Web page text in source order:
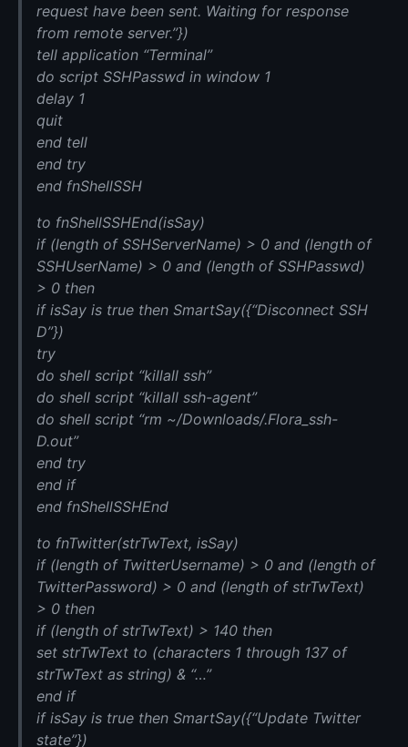
request have been sent. Waiting for response
from remote server.”})
tell application “Terminal”
do script SSHPasswd in window 1
delay 1
quit
end tell
end try
end fnShellSSH
to fnShellSSHEnd(isSay)
if (length of SSHServerName) > 0 and (length of
SSHUserName) > 0 and (length of SSHPasswd)
> 0 then
if isSay is true then SmartSay({“Disconnect SSH
D”})
try
do shell script “killall ssh”
do shell script “killall ssh-agent”
do shell script “rm ~/Downloads/.Flora_ssh-
D.out”
end try
end if
end fnShellSSHEnd
to fnTwitter(strTwText, isSay)
if (length of TwitterUsername) > 0 and (length of
TwitterPassword) > 0 and (length of strTwText)
> 0 then
if (length of strTwText) > 140 then
set strTwText to (characters 1 through 137 of
strTwText as string) & “…”
end if
if isSay is true then SmartSay({“Update Twitter
state”})